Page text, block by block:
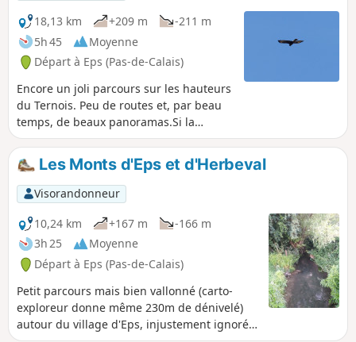
18,13 km
+209 m
-211 m
5h 45
Moyenne
Départ à Eps (Pas-de-Calais)
Encore un joli parcours sur les hauteurs
du Ternois. Peu de routes et, par beau
temps, de beaux panoramas.Si la
chance est là, on peut aussi apercevoir
quelques chevreuils (une harde de 6 en
cette fin février 2019).
Les Monts d'Eps et d'Herbeval
Visorandonneur
10,24 km
+167 m
-166 m
3h 25
Moyenne
Départ à Eps (Pas-de-Calais)
Petit parcours mais bien vallonné (carto-
exploreur donne même 230m de dénivelé)
autour du village d'Eps, injustement ignoré